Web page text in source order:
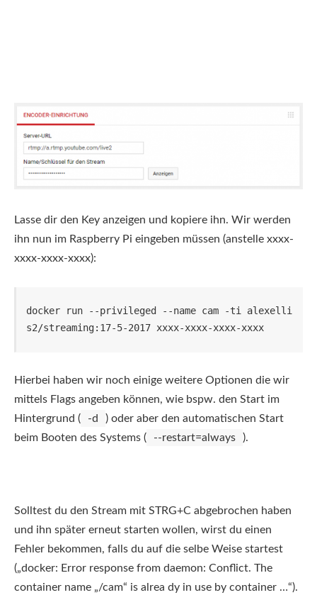
Lasse dir den Key anzeigen und kopiere ihn. Wir werden
ihn nun im Raspberry Pi eingeben müssen (anstelle xxxx-
xxxx-xxxx-xxxx):
docker run --privileged --name cam -ti alexelli
s2/streaming:17-5-2017 xxxx-xxxx-xxxx-xxxx
Hierbei haben wir noch einige weitere Optionen die wir
mittels Flags angeben können, wie bspw. den Start im
Hintergrund (
-d
) oder aber den automatischen Start
beim Booten des Systems (
--restart=always ).
Solltest du den Stream mit STRG+C abgebrochen haben
und ihn später erneut starten wollen, wirst du einen
Fehler bekommen, falls du auf die selbe Weise startest
(„docker: Error response from daemon: Conflict. The
container name „/cam“ is alrea dy in use by container …“).